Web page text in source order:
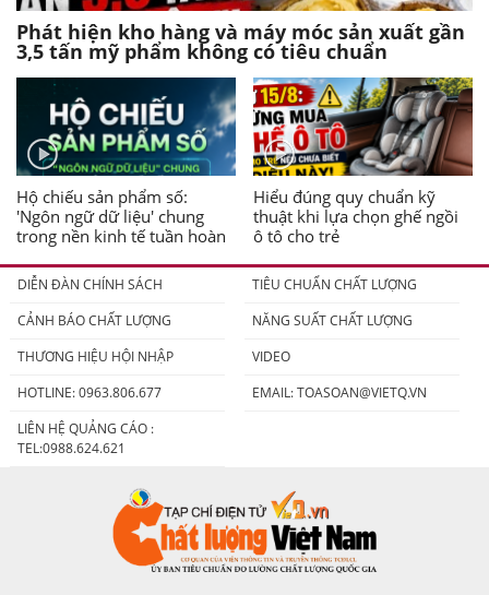
Phát hiện kho hàng và máy móc sản xuất gần
3,5 tấn mỹ phẩm không có tiêu chuẩn
Hộ chiếu sản phẩm số:
'Ngôn ngữ dữ liệu' chung
trong nền kinh tế tuần hoàn
Hiểu đúng quy chuẩn kỹ
thuật khi lựa chọn ghế ngồi
ô tô cho trẻ
DIỄN ĐÀN CHÍNH SÁCH
TIÊU CHUẨN CHẤT LƯỢNG
CẢNH BÁO CHẤT LƯỢNG
NĂNG SUẤT CHẤT LƯỢNG
THƯƠNG HIỆU HỘI NHẬP
VIDEO
HOTLINE: 0963.806.677
EMAIL:TOASOAN@VIETQ.VN
LIÊN HỆ QUẢNG CÁO :
TEL:0988.624.621